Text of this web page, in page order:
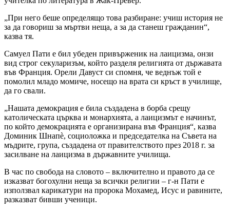
„При него беше определящо това разбиране: учиш история не
за да говориш за мъртви неща, а за да станеш гражданин“,
казва тя.
Самуел Пати е бил убеден привърженик на лаицизма, онзи
вид строг секуларизъм, който разделя религията от държавата
във Франция. Орели Давуст си спомня, че веднъж той е
помолил младо момиче, носещо на врата си кръст в училище,
да го свали.
„Нашата демокрация е била създадена в борба срещу
католическата църква и монархията, а лаицизмът е начинът,
по който демокрацията е организирана във Франция“, казва
Доминик Шнапè, социоложка и председателка на Съвета на
мъдрите, група, създадена от правителството през 2018 г. за
засилване на лаицизма в държавните училища.
В час по свобода на словото – включително и правото да се
изказват богохулни неща за всички религии – г-н Пати е
използвал карикатури на пророка Мохамед, Исус и равините,
разказват бивши ученици.